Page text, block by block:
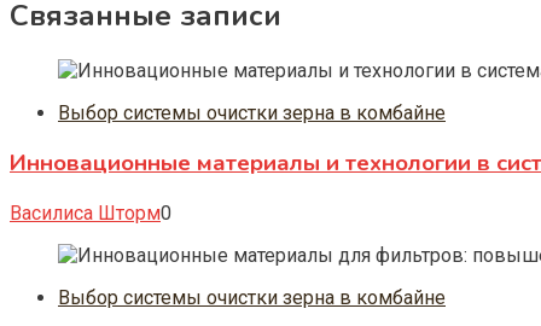
Связанные записи
Выбор системы очистки зерна в комбайне
Инновационные материалы и технологии в
Василиса Шторм0
Выбор системы очистки зерна в комбайне